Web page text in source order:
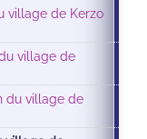
village de Kerzo
village de
du village de